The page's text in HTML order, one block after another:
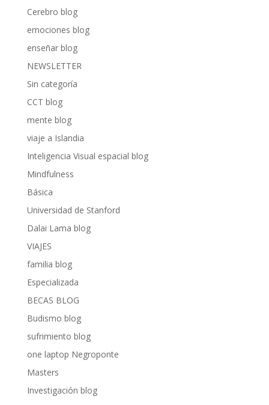
Cerebro blog
emociones blog
enseñar blog
NEWSLETTER
Sin categoría
CCT blog
mente blog
viaje a Islandia
Inteligencia Visual espacial blog
Mindfulness
Básica
Universidad de Stanford
Dalai Lama blog
VIAJES
familia blog
Especializada
BECAS BLOG
Budismo blog
sufrimiento blog
one laptop Negroponte
Masters
Investigación blog